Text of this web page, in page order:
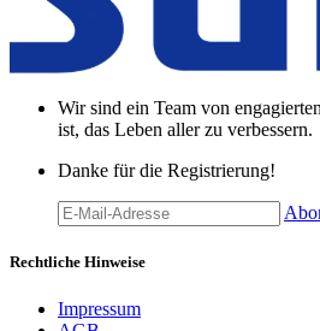
Wir sind ein Team von
ist, das Leben aller zu verbessern.
Danke für die Registrierung!
Rechtliche Hinweise
Impressum